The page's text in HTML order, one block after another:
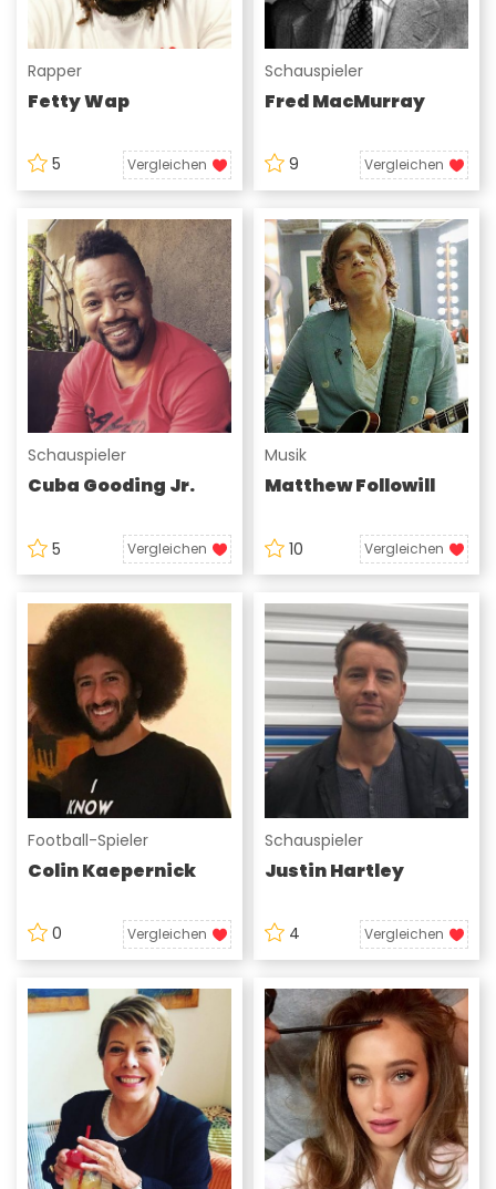
Rapper
Fetty Wap
5 Vergleichen
Schauspieler
Fred MacMurray
9 Vergleichen
Schauspieler
Cuba Gooding Jr.
5 Vergleichen
Musik
Matthew Followill
10 Vergleichen
Football-Spieler
Colin Kaepernick
0 Vergleichen
Schauspieler
Justin Hartley
4 Vergleichen